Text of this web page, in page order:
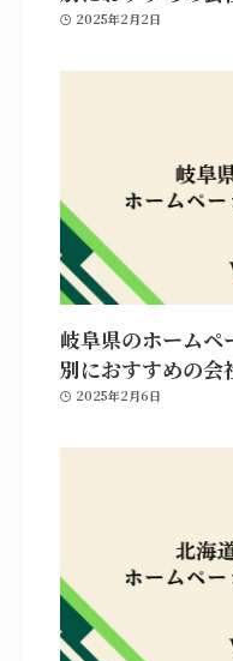
2025年2月2日
岐阜県のホームペ
別におすすめの会
2025年2月6日